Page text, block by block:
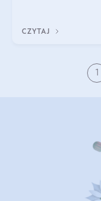
CZYTAJ
1